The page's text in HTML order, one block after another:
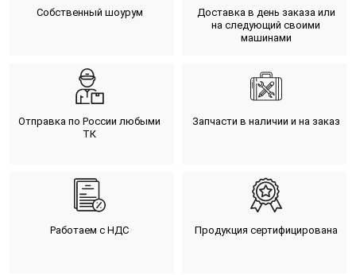
Собственный шоурум
Доставка в день заказа или
на следующий своими
машинами
Отправка по России любыми
ТК
Запчасти в наличии и на заказ
Работаем с НДС Продукция сертифицирована